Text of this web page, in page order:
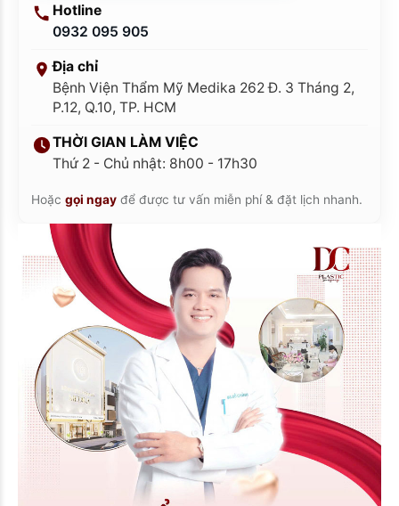
Hotline
0932 095 905
Địa chỉ
Bệnh Viện Thẩm Mỹ Medika 262 Đ. 3 Tháng 2,
P.12, Q.10, TP. HCM
THỜI GIAN LÀM VIỆC
Thứ 2 - Chủ nhật: 8h00 - 17h30
Hoặc gọi ngay để được tư vấn miễn phí & đặt lịch nhanh.